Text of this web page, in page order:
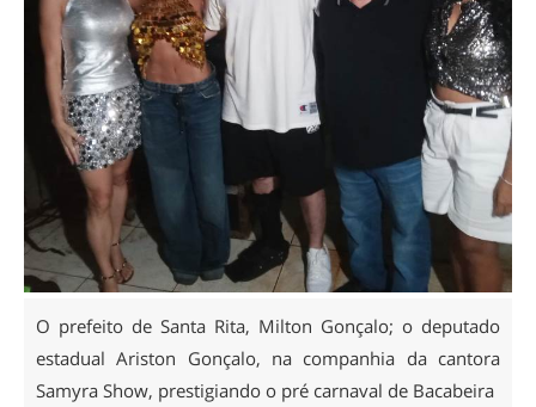
O prefeito de Santa Rita, Milton Gonçalo; o deputado
estadual Ariston Gonçalo, na companhia da cantora
Samyra Show, prestigiando o pré carnaval de Bacabeira